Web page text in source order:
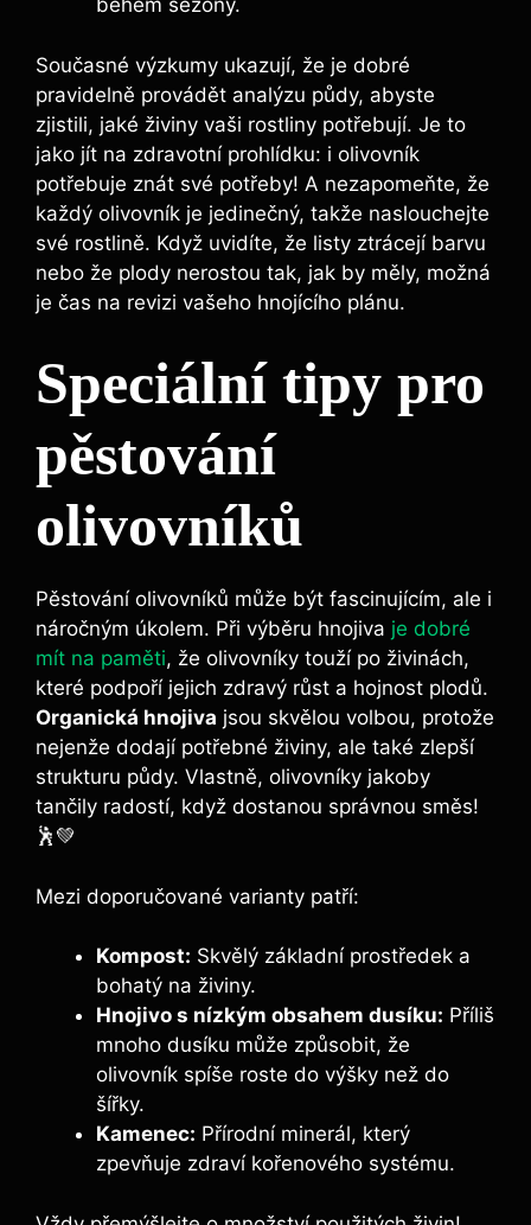
během sezóny.
Současné výzkumy ukazují,⁣ že je dobré
pravidelně provádět ‌analýzu půdy, abyste
zjistili, jaké živiny vaši rostliny potřebují.‌ Je to
jako jít‍ na zdravotní prohlídku: i olivovník
⁢potřebuje znát své potřeby! A nezapomeňte, že‌
každý‌ olivovník je jedinečný, takže​ naslouchejte
své rostlině. Když uvidíte, ‌že listy​ ztrácejí barvu
nebo že plody nerostou tak, jak by měly, možná
je čas na revizi vašeho hnojícího plánu.
Speciální tipy pro
pěstování
olivovníků
Pěstování⁤ olivovníků může být fascinujícím, ale ⁢i
náročným úkolem. Při výběru hnojiva je dobré
mít na paměti,⁢ že⁣ olivovníky⁣ touží po živinách,
které podpoří ‍jejich zdravý růst a hojnost plodů.
Organická hnojiva ‍jsou skvělou⁤ volbou, protože
nejenže dodají potřebné živiny, ale také zlepší
strukturu půdy. ​Vlastně, olivovníky jakoby
‌tančily radostí, když dostanou správnou směs!
🕺💚
Mezi ‍doporučované varianty patří:
Kompost: Skvělý základní prostředek a
bohatý⁢ na živiny.
Hnojivo s nízkým ⁢obsahem dusíku: Příliš
mnoho dusíku může způsobit, že
olivovník spíše roste do ⁣výšky ​než⁤ do
šířky.
Kamenec: Přírodní minerál, který
zpevňuje‍ zdraví kořenového systému.